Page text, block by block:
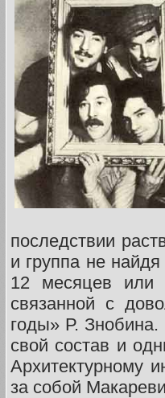
последствии
и группа не
12 месяцев или
связанной с
годы» Р.
свой состав и
Архитектурному
за собой